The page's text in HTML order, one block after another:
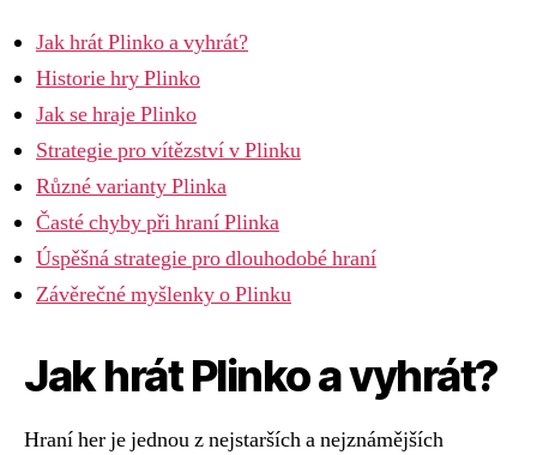
Jak hrát Plinko a vyhrát?
Historie hry Plinko
Jak se hraje Plinko
Strategie pro vítězství v Plinku
Různé varianty Plinka
Časté chyby při hraní Plinka
Úspěšná strategie pro dlouhodobé hraní
Závěrečné myšlenky o Plinku
Jak hrát Plinko a vyhrát?
Hraní her je jednou z nejstarších a nejznámějších